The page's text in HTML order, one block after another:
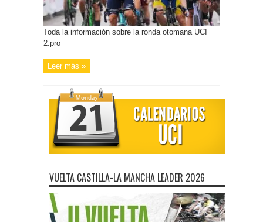
Toda la información sobre la ronda otomana UCI
2.pro
Leer más »
VUELTA CASTILLA-LA MANCHA LEADER 2026